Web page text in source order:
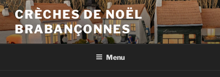
Aller
au
contenu
principal
CRÈCHES DE NOËL
BRABANÇONNES
Menu